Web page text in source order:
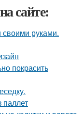
сайте:
руками.
покрасить